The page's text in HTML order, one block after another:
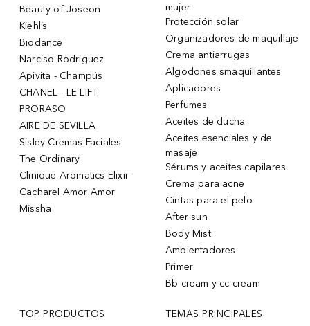
Beauty of Joseon
Kiehl’s
Biodance
Narciso Rodriguez
Apivita - Champús
CHANEL - LE LIFT
PRORASO
AIRE DE SEVILLA
Sisley Cremas Faciales
The Ordinary
Clinique Aromatics Elixir
Cacharel Amor Amor
Missha
mujer
Protección solar
Organizadores de maquillaje
Crema antiarrugas
Algodones smaquillantes
Aplicadores
Perfumes
Aceites de ducha
Aceites esenciales y de
masaje
Sérums y aceites capilares
Crema para acne
Cintas para el pelo
After sun
Body Mist
Ambientadores
Primer
Bb cream y cc cream
TOP PRODUCTOS TEMAS PRINCIPALES